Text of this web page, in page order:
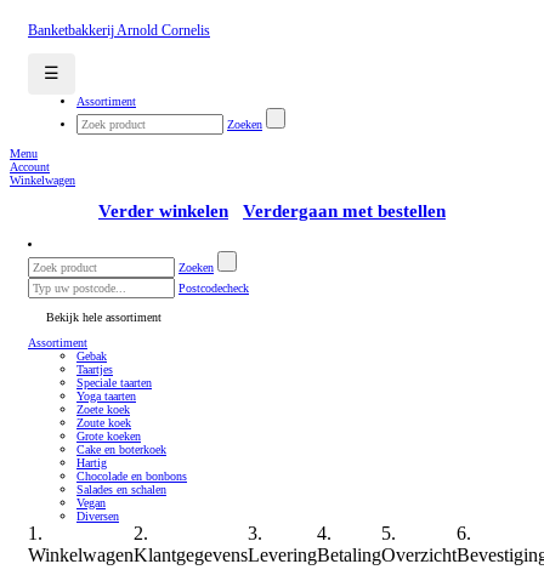
Banketbakkerij Arnold Cornelis
☰
Assortiment
Zoeken
Menu
Account
Winkelwagen
Verder winkelen Verdergaan met bestellen
Zoeken
Postcodecheck
Bekijk hele assortiment
Assortiment
Gebak
Taartjes
Speciale taarten
Yoga taarten
Zoete koek
Zoute koek
Grote koeken
Cake en boterkoek
Hartig
Chocolade en bonbons
Salades en schalen
Vegan
Diversen
1.
Winkelwagen
2.
Klantgegevens
3.
Levering
4.
Betaling
5.
Overzicht
6.